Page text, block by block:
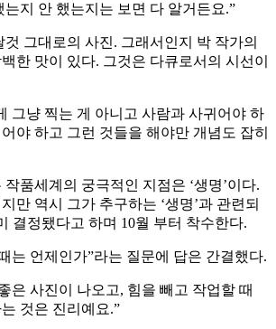
는지 안 했는지는 보면 다 알거든요.”
그대로의 사진. 그래서인지 박 작가의
한 맛이 있다. 그것은 다큐로서의 시선이
그냥 찍는 게 아니고 사람과 사귀어야 하
야 하고 그런 것들을 해야만 개념도 잡히
품세계의 궁극적인 지점은 ‘생명’이다.
만 역시 그가 추구하는 ‘생명’과 관련되
결정됐다고 하며 10월 부터 착수한다.
는 언제인가”라는 질문에 답은 간결했다.
은 사진이 나오고, 힘을 빼고 작업할 때
것은 진리예요.”